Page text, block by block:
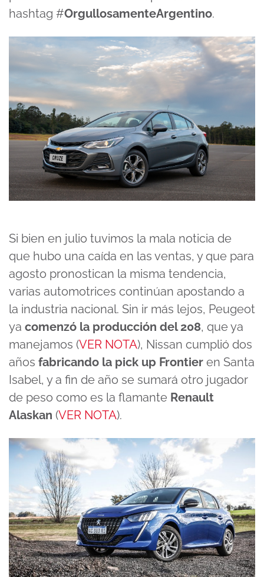
hashtag #OrgullosamenteArgentino.
Si bien en julio tuvimos la mala noticia de
que hubo una caída en las ventas, y que para
agosto pronostican la misma tendencia,
varias automotrices continúan apostando a
la industria nacional. Sin ir más lejos, Peugeot
ya comenzó la producción del 208, que ya
manejamos (VER NOTA), Nissan cumplió dos
años fabricando la pick up Frontier en Santa
Isabel, y a fin de año se sumará otro jugador
de peso como es la flamante Renault
Alaskan (VER NOTA).